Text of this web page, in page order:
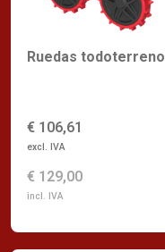
Ruedas todoterreno
€ 106,61
excl. IVA
€ 129,00
incl. IVA